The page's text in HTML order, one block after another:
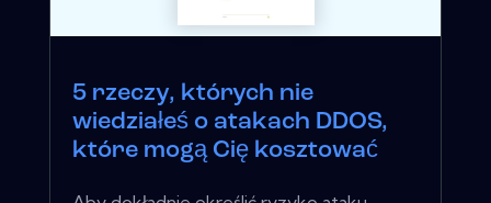
5 rzeczy, których nie
wiedziałeś o atakach DDOS,
które mogą Cię kosztować